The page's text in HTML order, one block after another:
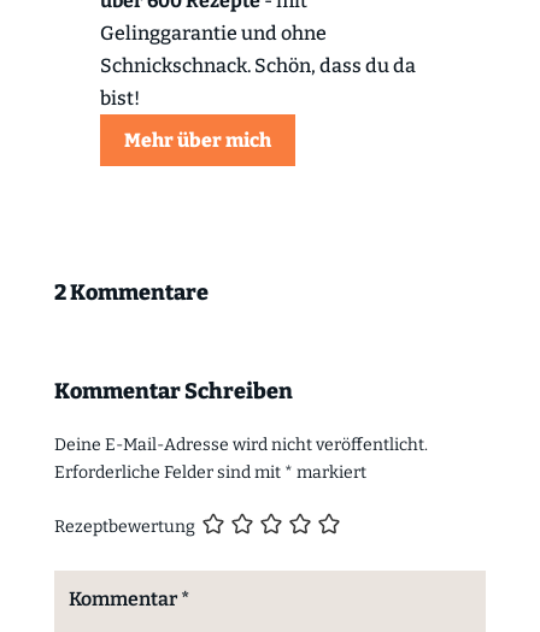
Gelinggarantie und ohne
Schnickschnack. Schön, dass du da
bist!
Mehr über mich
2 Kommentare
Kommentar Schreiben
Deine E-Mail-Adresse wird nicht veröffentlicht.
Erforderliche Felder sind mit * markiert
Rezeptbewertung